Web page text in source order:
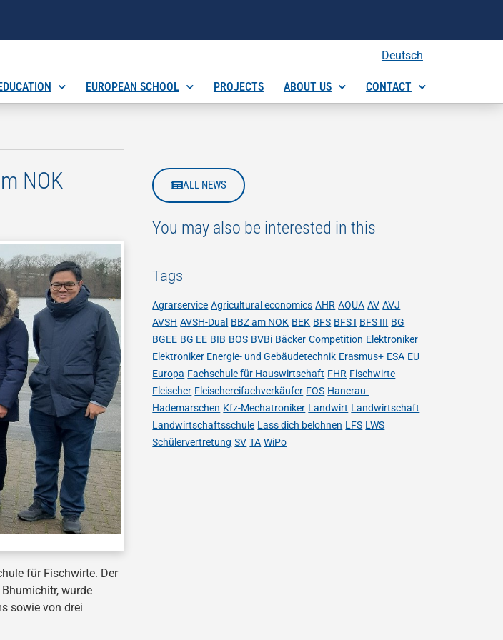
Deutsch
EUROPEAN SCHOOL PROJECTS ABOUT US CONTACT
NOK
für Fischwirte. Der
wurde
sowie von drei
ALL NEWS
You may also be interested in this
Tags
Agrarservice Agricultural economics AHR AQUA AV AVJ
AVSH AVSH-Dual BBZ am NOK BEK BFS BFS I BFS III BG
BGEE BG EE BIB BOS BVBi Bäcker Competition Elektroniker
Elektroniker Energie- und Gebäudetechnik Erasmus+ ESA EU
Europa Fachschule für Hauswirtschaft FHR Fischwirte
Fleischer Fleischereifachverkäufer FOS Hanerau-
Hademarschen Kfz-Mechatroniker Landwirt Landwirtschaft
Landwirtschaftsschule Lass dich belohnen LFS LWS
Schülervertretung SV TA WiPo